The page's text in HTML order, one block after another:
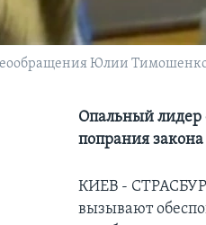
Юлии Тимошенко,
Опальный лидер
попрания закона
КИЕВ -
вызывают